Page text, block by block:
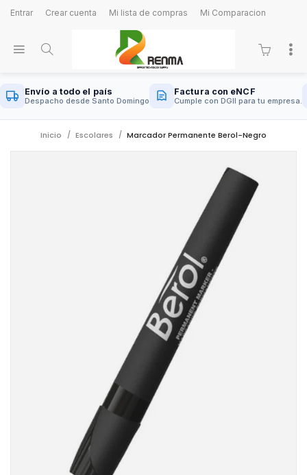
Entrar Crear cuenta Mi lista de compras Mi Comparacion
Envío a todo el país
Despacho desde Santo Domingo
Factura con eNCF
Cumple con DGII para tu empresa.
Inicio Escolares Marcador Permanente Berol-Negro